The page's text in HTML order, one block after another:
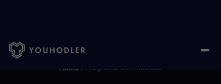
Home / Programa de Afiliados